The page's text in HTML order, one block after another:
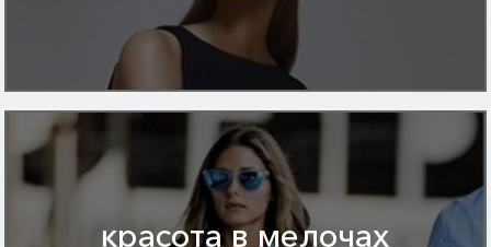
красота в мелочах